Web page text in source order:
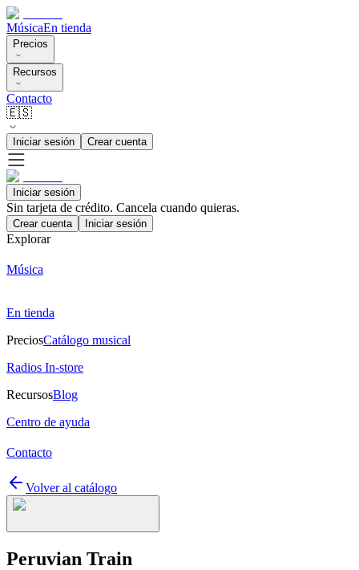
MúsicaEn tienda
Precios
Recursos
Contacto
🇪🇸
Iniciar sesión Crear cuenta
Iniciar sesión
Sin tarjeta de crédito. Cancela cuando quieras.
Crear cuenta Iniciar sesión
Explorar
Música
En tienda
PreciosCatálogo musical
Radios In-store
RecursosBlog
Centro de ayuda
Contacto
Volver al catálogo
Peruvian Train